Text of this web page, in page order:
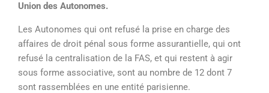
Union des Autonomes.
Les Autonomes qui ont refusé la prise en charge des
affaires de droit pénal sous forme assurantielle, qui ont
refusé la centralisation de la FAS, et qui restent à agir
sous forme associative, sont au nombre de 12 dont 7
sont rassemblées en une entité parisienne.